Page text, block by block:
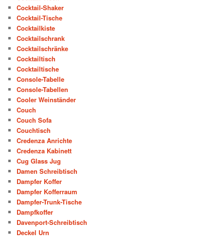
Cocktail-Shaker
Cocktail-Tische
Cocktailkiste
Cocktailschrank
Cocktailschränke
Cocktailtisch
Cocktailtische
Console-Tabelle
Console-Tabellen
Cooler Weinständer
Couch
Couch Sofa
Couchtisch
Credenza Anrichte
Credenza Kabinett
Cug Glass Jug
Damen Schreibtisch
Dampfer Koffer
Dampfer Kofferraum
Dampfer-Trunk-Tische
Dampfkoffer
Davenport-Schreibtisch
Deckel Urn